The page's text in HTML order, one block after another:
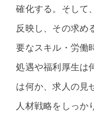
確化する。そして
反映し、その求め
要なスキル・労働
処遇や福利厚生は
は何か、求人の見
人材戦略をしっか